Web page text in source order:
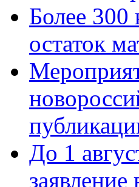
Более 300
остаток
До 1